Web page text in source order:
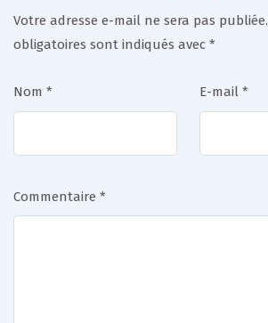
Votre adresse e-mail ne sera pas publiée.
obligatoires sont indiqués avec *
Nom * E-mail *
Commentaire *